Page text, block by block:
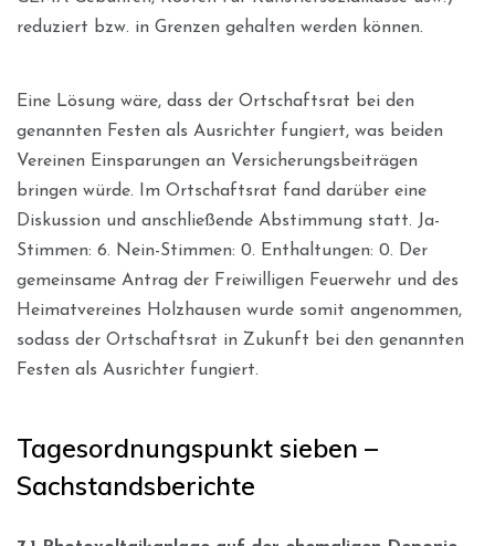
reduziert bzw. in Grenzen gehalten werden können.
Eine Lösung wäre, dass der Ortschaftsrat bei den
genannten Festen als Ausrichter fungiert, was beiden
Vereinen Einsparungen an Versicherungsbeiträgen
bringen würde. Im Ortschaftsrat fand darüber eine
Diskussion und anschließende Abstimmung statt. Ja-
Stimmen: 6. Nein-Stimmen: 0. Enthaltungen: 0. Der
gemeinsame Antrag der Freiwilligen Feuerwehr und des
Heimatvereines Holzhausen wurde somit angenommen,
sodass der Ortschaftsrat in Zukunft bei den genannten
Festen als Ausrichter fungiert.
Tagesordnungspunkt sieben –
Sachstandsberichte